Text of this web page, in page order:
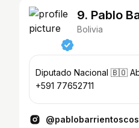
9. Pablo
Bolivia
Diputado Nacional 🇧🇴 Abogado empresarial
+591 77652711